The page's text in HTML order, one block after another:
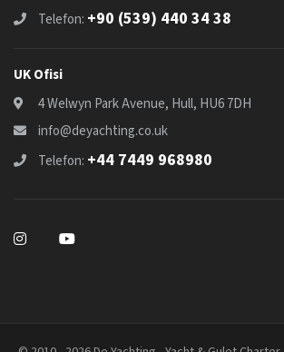
Telefon: +90 (539) 440 34 38
UK Ofisi
4 Welwyn Park Avenue, Hull, HU6 7DH
info@deyachting.co.uk
Telefon: +44 7449 968980